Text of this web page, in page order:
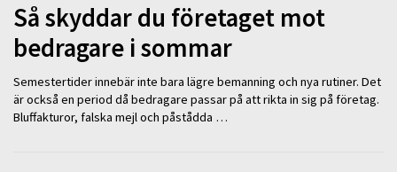
Så skyddar du företaget mot
bedragare i sommar
Semestertider innebär inte bara lägre bemanning och nya rutiner. Det
är också en period då bedragare passar på att rikta in sig på företag.
Bluffakturor, falska mejl och påstådda …